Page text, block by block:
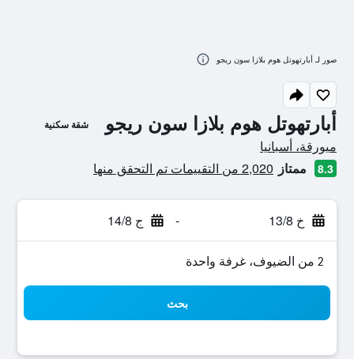
أبارتهوتل هوم بلازا سون ريجو شقة سكنية
تقييم فئة 0
ميورقة، أسبانيا
8.3 ممتاز 2,020 من التقييمات تم التحقق منها
خ 13/8 - ج 14/8
2 من الضيوف، غرفة واحدة
بحث
صور لـ أبارتهوتل هوم بلازا سون ريجو